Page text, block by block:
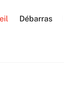
Débarras